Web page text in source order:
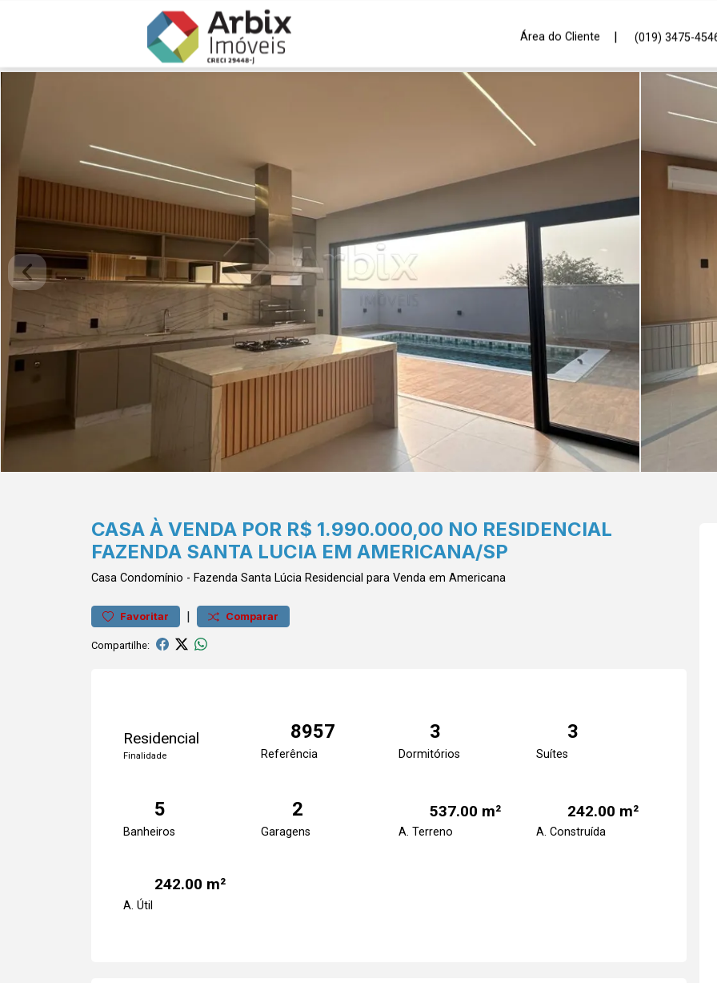
Área do Cliente | (019) 3475-
CASA À VENDA POR R$ 1.990.000,00 NO RESIDENCIAL
FAZENDA SANTA LUCIA EM AMERICANA/SP
Casa Condomínio - Fazenda Santa Lúcia Residencial para Venda em Americana
Favoritar | Comparar
Compartilhe:
Residencial
Finalidade
8957
Referência
3
Dormitórios
3
Suítes
5
Banheiros
2
Garagens
537.00 m²
A. Terreno
242.00 m²
A. Construída
242.00 m²
A. Útil